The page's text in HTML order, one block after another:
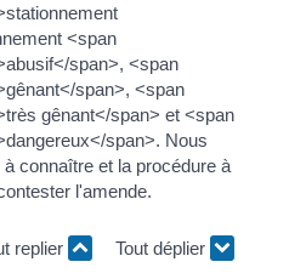
<span
span>, <span
span>, <span
gênant</span> et <span
span>. Nous
connaître et la procédure à
l'amende.
replier Tout déplier